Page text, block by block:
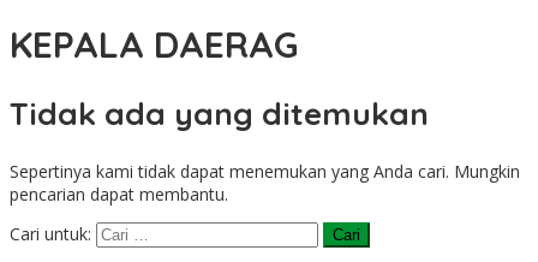
KEPALA DAERAG
Tidak ada yang ditemukan
Sepertinya kami tidak dapat menemukan yang Anda cari. Mungkin
pencarian dapat membantu.
Cari untuk: